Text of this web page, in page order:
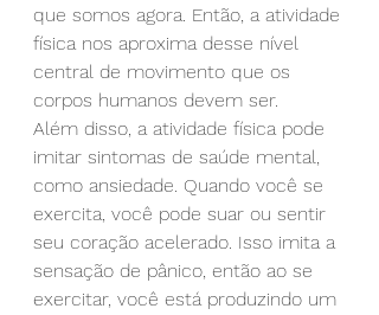
que somos agora. Então, a atividade
física nos aproxima desse nível
central de movimento que os
corpos humanos devem ser.
Além disso, a atividade física pode
imitar sintomas de saúde mental,
como ansiedade. Quando você se
exercita, você pode suar ou sentir
seu coração acelerado. Isso imita a
sensação de pânico, então ao se
exercitar, você está produzindo um